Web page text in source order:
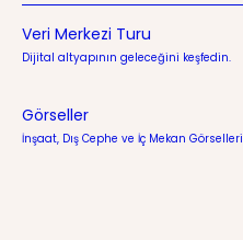
Veri Merkezi Turu
Dijital altyapının geleceğini keşfedin.
Görseller
İnşaat, Dış Cephe ve İç Mekan Görselleri